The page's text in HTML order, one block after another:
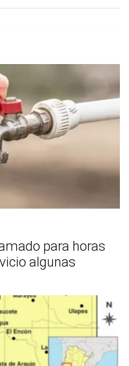
para horas
algunas